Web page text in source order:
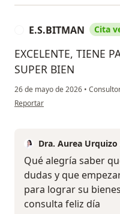
E.S.BITMAN Cita
EXCELENTE, TIENE
SUPER BIEN
26 de mayo de 2026 •
en opinión del usuario
Reportar
Dra. Aurea
Qué alegría saber
dudas y que
para lograr su
consulta feliz día